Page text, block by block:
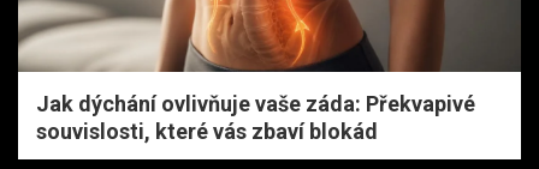
Jak dýchání ovlivňuje vaše záda: Překvapivé
souvislosti, které vás zbaví blokád